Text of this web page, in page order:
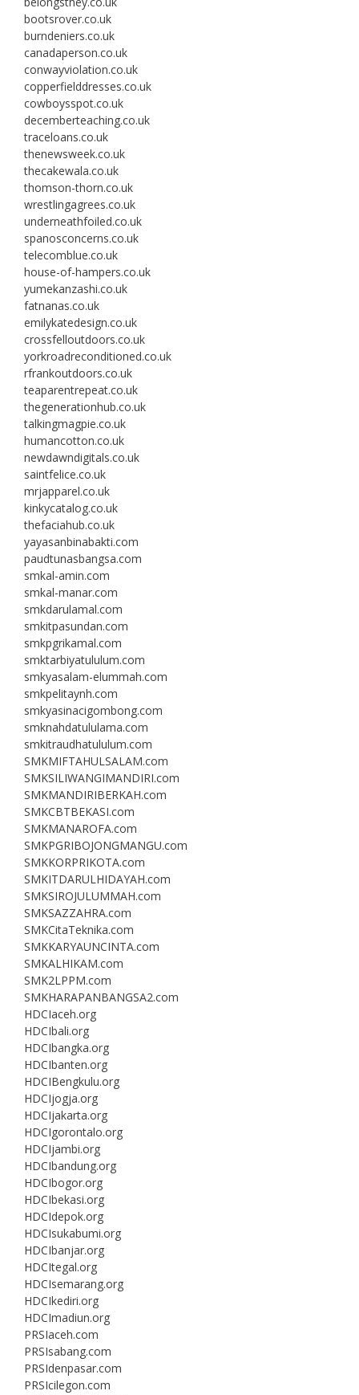
bootsrover.co.uk
burndeniers.co.uk
canadaperson.co.uk
conwayviolation.co.uk
copperfielddresses.co.uk
cowboysspot.co.uk
decemberteaching.co.uk
traceloans.co.uk
thenewsweek.co.uk
thecakewala.co.uk
thomson-thorn.co.uk
wrestlingagrees.co.uk
underneathfoiled.co.uk
spanosconcerns.co.uk
telecomblue.co.uk
house-of-hampers.co.uk
yumekanzashi.co.uk
fatnanas.co.uk
emilykatedesign.co.uk
crossfelloutdoors.co.uk
yorkroadreconditioned.co.uk
rfrankoutdoors.co.uk
teaparentrepeat.co.uk
thegenerationhub.co.uk
talkingmagpie.co.uk
humancotton.co.uk
newdawndigitals.co.uk
saintfelice.co.uk
mrjapparel.co.uk
kinkycatalog.co.uk
thefaciahub.co.uk
yayasanbinabakti.com
paudtunasbangsa.com
smkal-amin.com
smkal-manar.com
smkdarulamal.com
smkitpasundan.com
smkpgrikamal.com
smktarbiyatululum.com
smkyasalam-elummah.com
smkpelitaynh.com
smkyasinacigombong.com
smknahdatululama.com
smkitraudhatululum.com
SMKMIFTAHULSALAM.com
SMKSILIWANGIMANDIRI.com
SMKMANDIRIBERKAH.com
SMKCBTBEKASI.com
SMKMANAROFA.com
SMKPGRIBOJONGMANGU.com
SMKKORPRIKOTA.com
SMKITDARULHIDAYAH.com
SMKSIROJULUMMAH.com
SMKSAZZAHRA.com
SMKCitaTeknika.com
SMKKARYAUNCINTA.com
SMKALHIKAM.com
SMK2LPPM.com
SMKHARAPANBANGSA2.com
HDCIaceh.org
HDCIbali.org
HDCIbangka.org
HDCIbanten.org
HDCIBengkulu.org
HDCIjogja.org
HDCIjakarta.org
HDCIgorontalo.org
HDCIjambi.org
HDCIbandung.org
HDCIbogor.org
HDCIbekasi.org
HDCIdepok.org
HDCIsukabumi.org
HDCIbanjar.org
HDCItegal.org
HDCIsemarang.org
HDCIkediri.org
HDCImadiun.org
PRSIaceh.com
PRSIsabang.com
PRSIdenpasar.com
PRSIcilegon.com